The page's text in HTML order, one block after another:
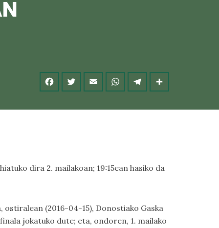
dira 2. mailakoan; 19:15ean hasiko da
ostiralean (2016-04-15), Donostiako Gaska
jokatuko dute; eta, ondoren, 1. mailako